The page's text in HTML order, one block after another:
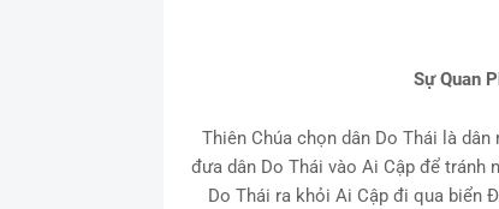
Sự Quan
Thiên Chúa chọn dân Do Thái là
đưa dân Do Thái vào Ai Cập để tránh
Do Thái ra khỏi Ai Cập đi qua biển